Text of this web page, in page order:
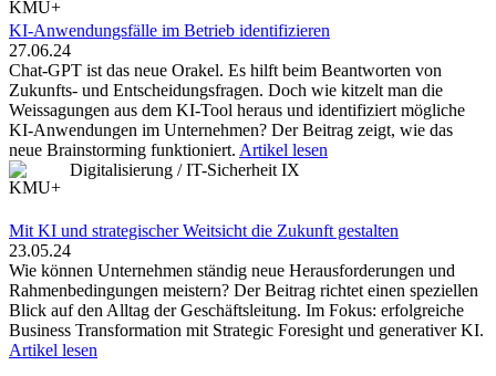
KI-Anwendungsfälle im Betrieb identifizieren
27.06.24
Chat-GPT ist das neue Orakel. Es hilft beim Beantworten von
Zukunfts- und Entscheidungsfragen. Doch wie kitzelt man die
Weissagungen aus dem KI-Tool heraus und identifiziert mögliche
KI-Anwendungen im Unternehmen? Der Beitrag zeigt, wie das
neue Brainstorming funktioniert. Artikel lesen
Digitalisierung / IT-Sicherheit IX
Mit KI und strategischer Weitsicht die Zukunft gestalten
23.05.24
Wie können Unternehmen ständig neue Herausforderungen und
Rahmenbedingungen meistern? Der Beitrag richtet einen speziellen
Blick auf den Alltag der Geschäftsleitung. Im Fokus: erfolgreiche
Business Transformation mit Strategic Foresight und generativer KI.
Artikel lesen